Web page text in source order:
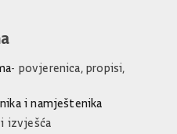
- povjerenica, propisi,
i namještenika
izvješća